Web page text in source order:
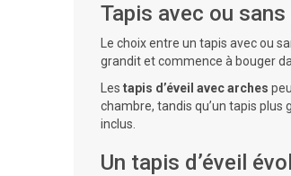
Tapis avec ou
Le choix entre un tapis avec ou
grandit et commence à bouger
Les tapis d’éveil avec arches
chambre, tandis qu’un tapis
inclus.
Un tapis d’éveil